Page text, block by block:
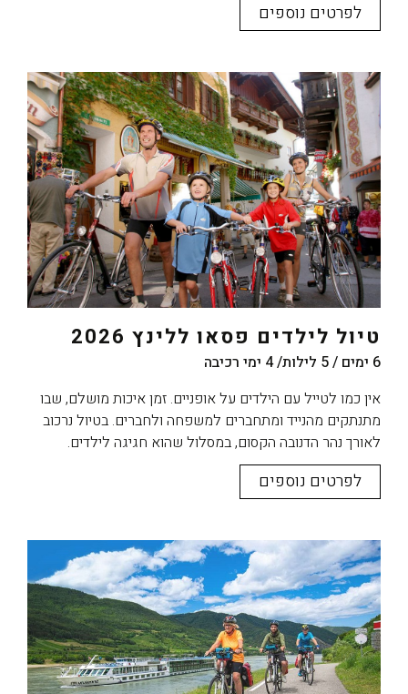
לפרטים נוספים
טיול לילדים פסאו ללינץ 2026
6 ימים / 5 לילות/ 4 ימי רכיבה
אין כמו לטייל עם הילדים על אופניים. זמן איכות מושלם, שבו
מתנתקים מהנייד ומתחברים למשפחה ולחברים. בטיול נרכוב
לאורך נהר הדנובה הקסום, במסלול שהוא חגיגה לילדים.
לפרטים נוספים